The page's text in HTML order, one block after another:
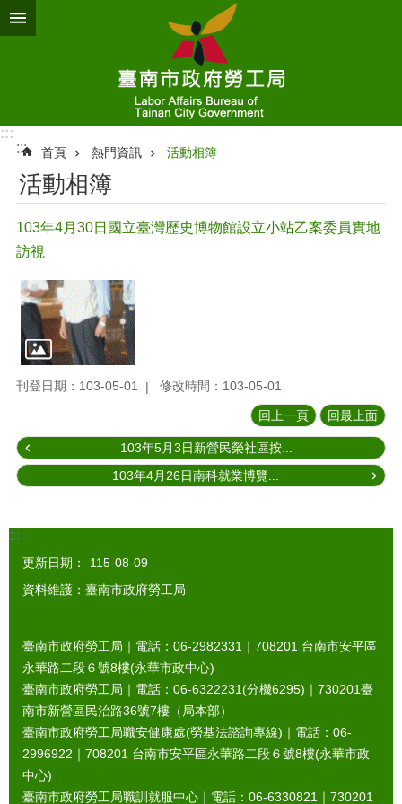
跳到主要內容區塊
:::
:::
首頁 熱門資訊 活動相簿
活動相簿
103年4月30日國立臺灣歷史博物館設立小站乙案委員實地
訪視
刊登日期：103-05-01 修改時間：103-05-01
回上一頁 回最上面
103年5月3日新營民榮社區按...
103年4月26日南科就業博覽...
:::
更新日期：
115-08-09
資料維護：臺南市政府勞工局
臺南市政府勞工局｜電話：06-2982331｜ 708201 台南市安平區
永華路二段６號8樓(永華市政中心)
臺南市政府勞工局｜電話：06-6322231(分機6295)｜ 730201臺
南市新營區民治路36號7樓（局本部）
臺南市政府勞工局職安健康處(勞基法諮詢專線)｜電話：06-
2996922｜ 708201 台南市安平區永華路二段６號8樓(永華市政
中心)
臺南市政府勞工局職訓就服中心｜電話：06-6330821｜ 730201